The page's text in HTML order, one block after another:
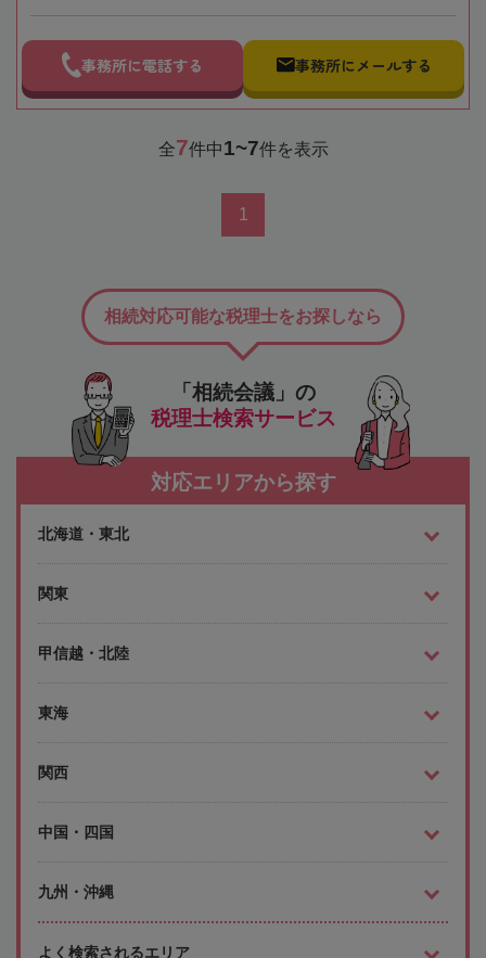
事務所に電話する 事務所にメールする
全7件中1~7件を表示
1
「相続会議」の
税理士検索サービス
相続対応可能な税理士をお探しなら
対応エリアから探す
北海道・東北
関東
甲信越・北陸
東海
関西
中国・四国
九州・沖縄
よく検索されるエリア